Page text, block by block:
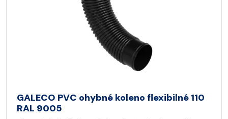
GALECO PVC ohybné koleno flexibilné 110
RAL 9005